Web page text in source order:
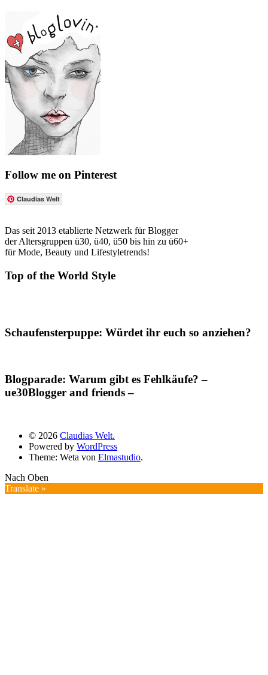
Follow me on Pinterest
Claudias Welt
Das seit 2013 etablierte Netzwerk für Blogger
der Altersgruppen ü30, ü40, ü50 bis hin zu ü60+
für Mode, Beauty und Lifestyletrends!
Top of the World Style
Schaufensterpuppe: Würdet ihr euch so anziehen?
Blogparade: Warum gibt es Fehlkäufe? –
ue30Blogger and friends –
© 2026 Claudias Welt.
Powered by WordPress
Theme: Weta von Elmastudio.
Nach Oben
Translate »